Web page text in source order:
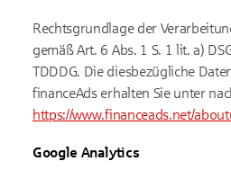
Rechtsgrundlage der
gemäß Art. 6 Abs. 1 S. 1 lit. a)
TDDDG. Die diesbezügliche
financeAds erhalten Sie unter
https://www.financeads.net/
Google Analytics